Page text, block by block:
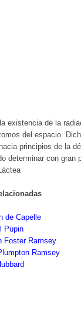
existencia de la
del espacio.
principios de la
determinar con
de Capelle
Pupin
Foster Ramsey
Ramsey